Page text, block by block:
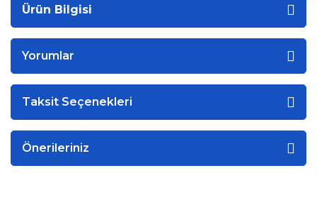
Ürün Bilgisi
Yorumlar
Taksit Seçenekleri
Önerileriniz